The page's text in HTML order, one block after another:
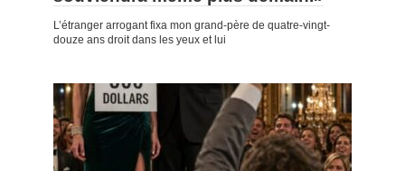
L’étranger arrogant fixa mon grand-père de quatre-vingt-
douze ans droit dans les yeux et lui